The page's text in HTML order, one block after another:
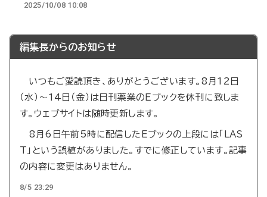
2025/10/08 10:08
編集長からのお知らせ
いつもご愛読頂き、ありがとうございます。8月12日
（水）～14日（金）は日刊薬業のEブックを休刊に致しま
す。ウェブサイトは随時更新します。
8月6日午前5時に配信したEブックの上段には「LAS
T」という誤植がありました。すでに修正しています。記事
の内容に変更はありません。
8/5 23:29